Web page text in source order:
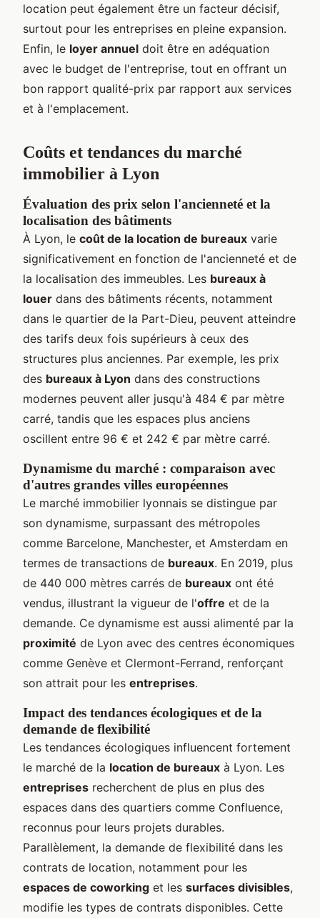
location peut également être un facteur décisif,
surtout pour les entreprises en pleine expansion.
Enfin, le loyer annuel doit être en adéquation
avec le budget de l'entreprise, tout en offrant un
bon rapport qualité-prix par rapport aux services
et à l'emplacement.
Coûts et tendances du marché
immobilier à Lyon
Évaluation des prix selon l'ancienneté et la
localisation des bâtiments
À Lyon, le coût de la location de bureaux varie
significativement en fonction de l'ancienneté et de
la localisation des immeubles. Les bureaux à
louer dans des bâtiments récents, notamment
dans le quartier de la Part-Dieu, peuvent atteindre
des tarifs deux fois supérieurs à ceux des
structures plus anciennes. Par exemple, les prix
des bureaux à Lyon dans des constructions
modernes peuvent aller jusqu'à 484 € par mètre
carré, tandis que les espaces plus anciens
oscillent entre 96 € et 242 € par mètre carré.
Dynamisme du marché : comparaison avec
d'autres grandes villes européennes
Le marché immobilier lyonnais se distingue par
son dynamisme, surpassant des métropoles
comme Barcelone, Manchester, et Amsterdam en
termes de transactions de bureaux. En 2019, plus
de 440 000 mètres carrés de bureaux ont été
vendus, illustrant la vigueur de l'offre et de la
demande. Ce dynamisme est aussi alimenté par la
proximité de Lyon avec des centres économiques
comme Genève et Clermont-Ferrand, renforçant
son attrait pour les entreprises.
Impact des tendances écologiques et de la
demande de flexibilité
Les tendances écologiques influencent fortement
le marché de la location de bureaux à Lyon. Les
entreprises recherchent de plus en plus des
espaces dans des quartiers comme Confluence,
reconnus pour leurs projets durables.
Parallèlement, la demande de flexibilité dans les
contrats de location, notamment pour les
espaces de coworking et les surfaces divisibles,
modifie les types de contrats disponibles. Cette